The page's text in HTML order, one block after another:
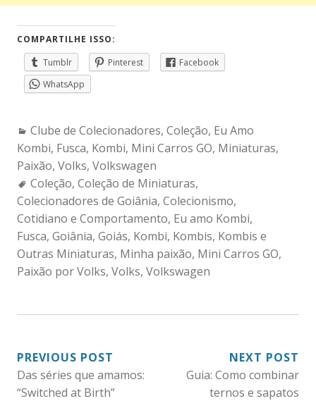
COMPARTILHE ISSO:
Tumblr
Pinterest
Facebook
WhatsApp
Categories:
Clube de Colecionadores, Coleção, Eu Amo
Kombi, Fusca, Kombi, Mini Carros GO, Miniaturas,
Paixão, Volks, Volkswagen
Tags:
Coleção, Coleção de Miniaturas,
Colecionadores de Goiânia, Colecionismo,
Cotidiano e Comportamento, Eu amo Kombi,
Fusca, Goiânia, Goiás, Kombi, Kombis, Kombis e
Outras Miniaturas, Minha paixão, Mini Carros GO,
Paixão por Volks, Volks, Volkswagen
NAVEGAÇÃO
DE
PREVIOUS POST
Das séries que amamos:
“Switched at Birth”
NEXT POST
Guia: Como combinar
ternos e sapatos